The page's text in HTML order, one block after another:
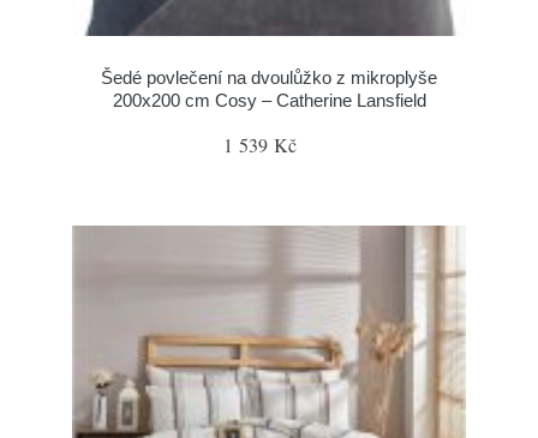
Šedé povlečení na dvoulůžko z mikroplyše
200x200 cm Cosy – Catherine Lansfield
1 539 Kč